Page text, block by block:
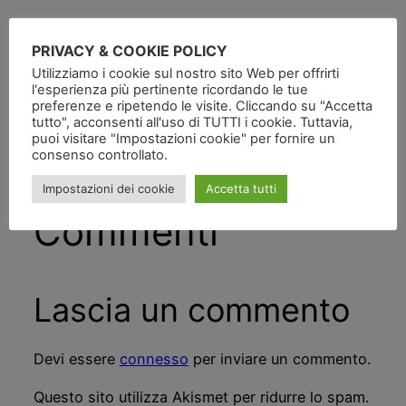
da
Tag:
Commenti
Lascia un commento
Devi essere connesso per inviare un commento.
Questo sito utilizza Akismet per ridurre lo spam.
PRIVACY & COOKIE POLICY
Utilizziamo i cookie sul nostro sito Web per offrirti
l'esperienza più pertinente ricordando le tue
preferenze e ripetendo le visite. Cliccando su "Accetta
tutto", acconsenti all'uso di TUTTI i cookie. Tuttavia,
puoi visitare "Impostazioni cookie" per fornire un
consenso controllato.
Impostazioni dei cookie Accetta tutti